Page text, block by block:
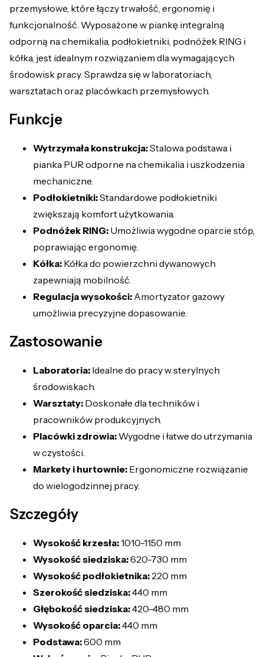
przemysłowe, które łączy trwałość, ergonomię i
funkcjonalność. Wyposażone w piankę integralną
odporną na chemikalia, podłokietniki, podnóżek RING i
kółka, jest idealnym rozwiązaniem dla wymagających
środowisk pracy. Sprawdza się w laboratoriach,
warsztatach oraz placówkach przemysłowych.
Funkcje
Wytrzymała konstrukcja:Stalowa podstawa i
pianka PUR odporne na chemikalia i uszkodzenia
mechaniczne.
Podłokietniki:Standardowe podłokietniki
zwiększają komfort użytkowania.
Podnóżek RING: Umożliwia wygodne oparcie stóp,
poprawiając ergonomię.
Kółka: Kółka do powierzchni dywanowych
zapewniają mobilność.
Regulacja wysokości: Amortyzator gazowy
umożliwia precyzyjne dopasowanie.
Zastosowanie
Laboratoria: Idealne do pracy w sterylnych
środowiskach.
Warsztaty: Doskonałe dla techników i
pracowników produkcyjnych.
Placówki zdrowia: Wygodne i łatwe do utrzymania
w czystości.
Markety i hurtownie: Ergonomiczne rozwiązanie
do wielogodzinnej pracy.
Szczegóły
Wysokość krzesła:1010-1150 mm
Wysokość siedziska:620-730 mm
Wysokość podłokietnika: 220 mm
Szerokość siedziska:440 mm
Głębokość siedziska:420-480 mm
Wysokość oparcia:440 mm
Podstawa:600 mm